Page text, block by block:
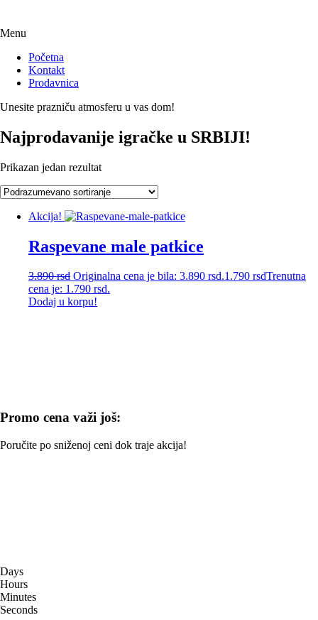
Menu
Početna
Kontakt
Prodavnica
Unesite prazniču atmosferu u vas dom!
Najprodavanije igračke u SRBIJI!
Prikazan jedan rezultat
Akcija!
Raspevane male patkice
3.890rsd Originalna cena je bila: 3.890 rsd.1.790 rsdTrenutna
cena je: 1.790 rsd.
Dodaj u korpu!
Promo cena važi još:
Poručite po sniženoj ceni dok traje akcija!
Days
Hours
Minutes
Seconds